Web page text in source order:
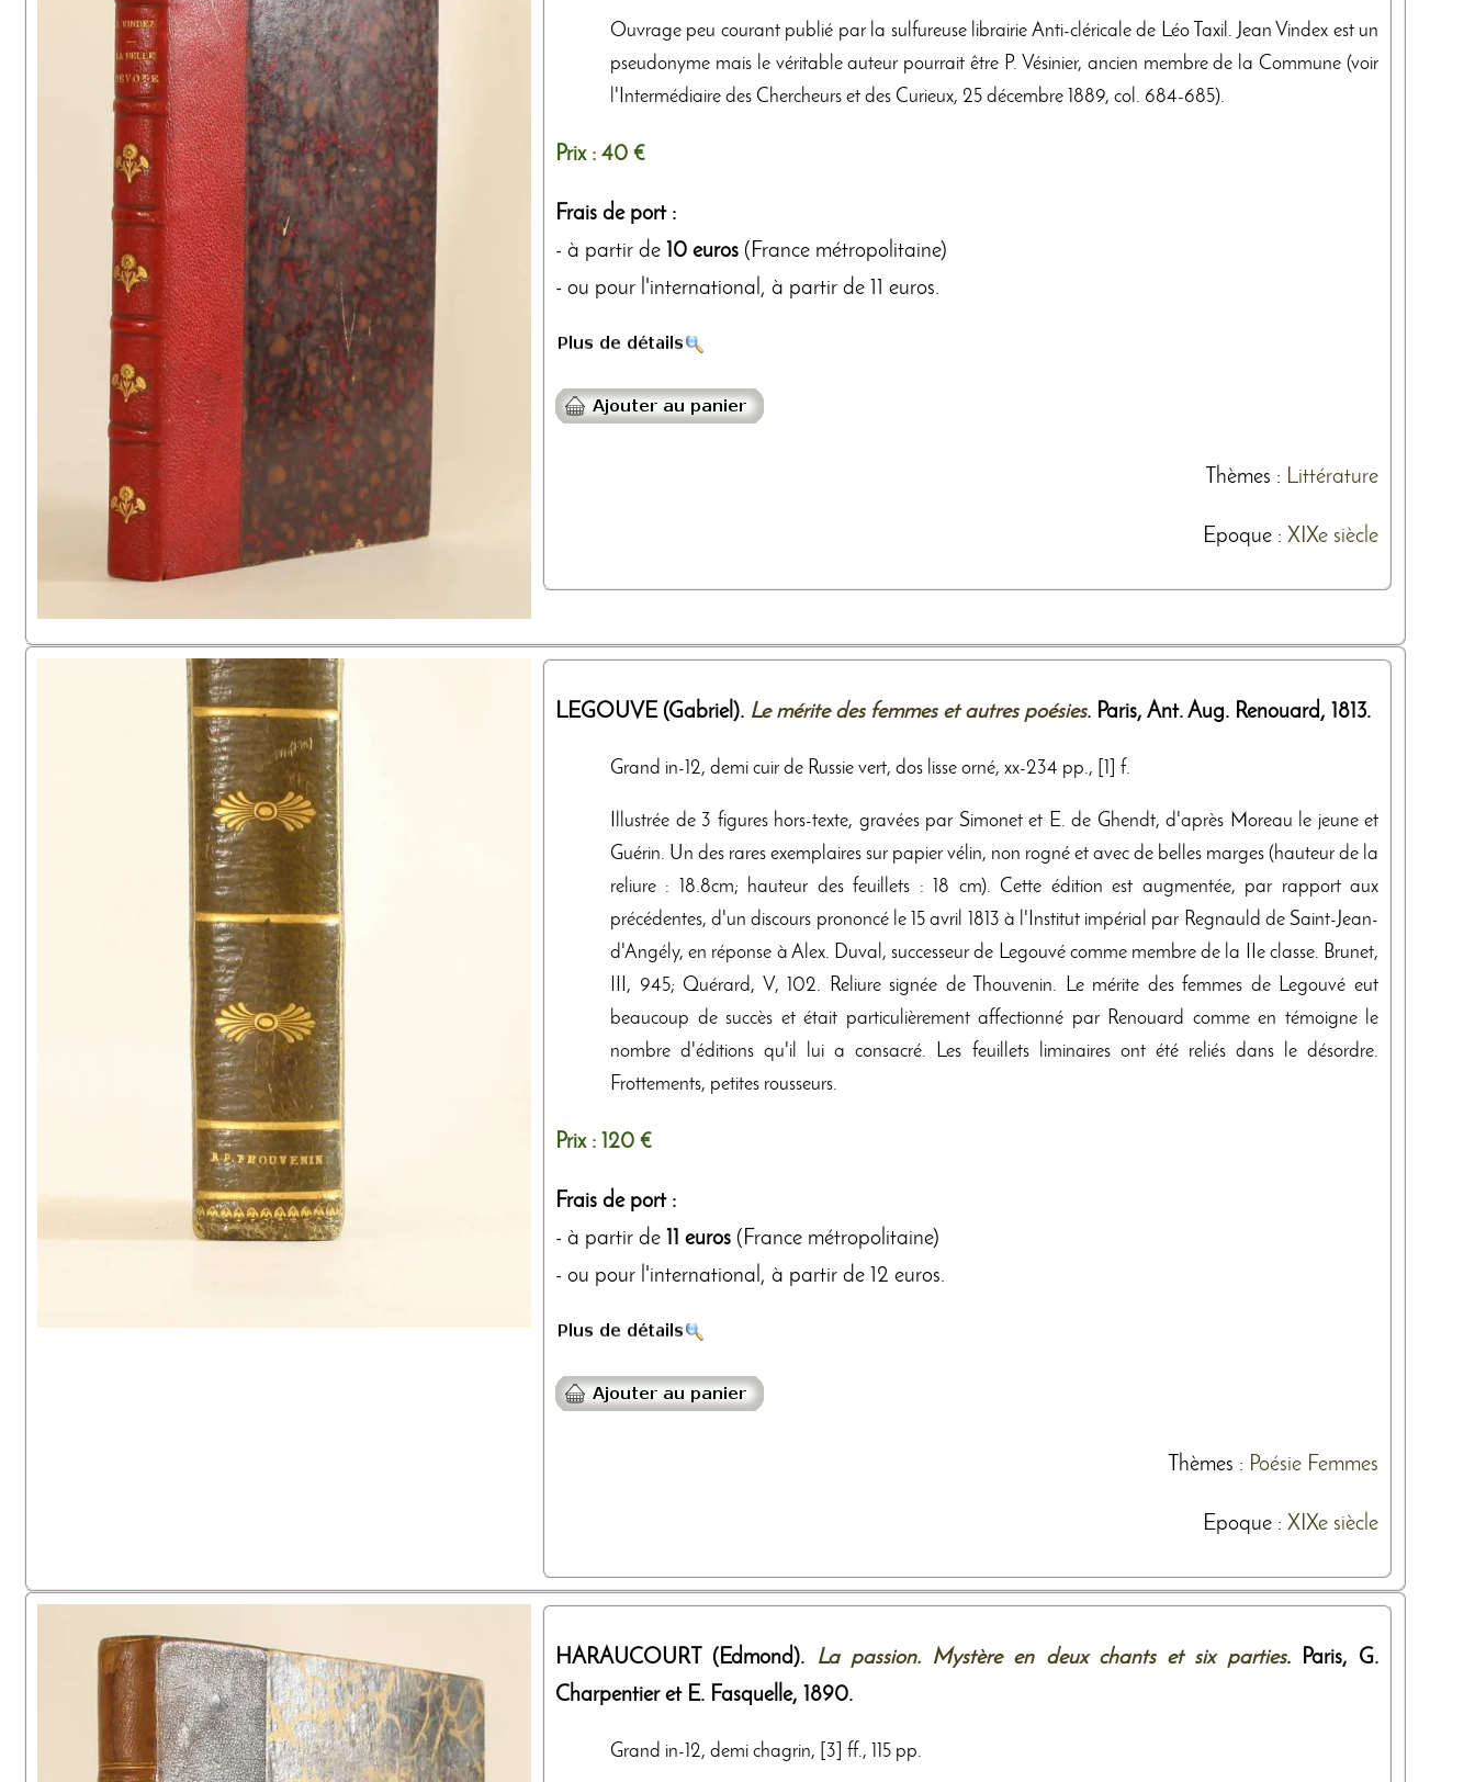
Ouvrage peu courant publié par la sulfureuse librairie Anti-cléricale de Léo Taxil. Jean Vindex est un
pseudonyme mais le véritable auteur pourrait être P. Vésinier, ancien membre de la Commune (voir
l'Intermédiaire des Chercheurs et des Curieux, 25 décembre 1889, col. 684-685).
Prix : 40 €
Frais de port :
- à partir de 10 euros (France métropolitaine)
- ou pour l'international, à partir de 11 euros.
Thèmes : Littérature
Epoque : XIXe siècle
LEGOUVE (Gabriel). Le mérite des femmes et autres poésies. Paris, Ant. Aug. Renouard, 1813.
Grand in-12, demi cuir de Russie vert, dos lisse orné, xx-234 pp., [1] f.
Illustrée de 3 figures hors-texte, gravées par Simonet et E. de Ghendt, d'après Moreau le jeune et
Guérin. Un des rares exemplaires sur papier vélin, non rogné et avec de belles marges (hauteur de la
reliure : 18.8cm; hauteur des feuillets : 18 cm). Cette édition est augmentée, par rapport aux
précédentes, d'un discours prononcé le 15 avril 1813 à l'Institut impérial par Regnauld de Saint-Jean-
d'Angély, en réponse à Alex. Duval, successeur de Legouvé comme membre de la IIe classe. Brunet,
III, 945; Quérard, V, 102. Reliure signée de Thouvenin. Le mérite des femmes de Legouvé eut
beaucoup de succès et était particulièrement affectionné par Renouard comme en témoigne le
nombre d'éditions qu'il lui a consacré. Les feuillets liminaires ont été reliés dans le désordre.
Frottements, petites rousseurs.
Prix : 120 €
Frais de port :
- à partir de 11 euros (France métropolitaine)
- ou pour l'international, à partir de 12 euros.
Thèmes : Poésie Femmes
Epoque : XIXe siècle
HARAUCOURT (Edmond). La passion. Mystère en deux chants et six parties. Paris, G.
Charpentier et E. Fasquelle, 1890.
Grand in-12, demi chagrin, [3] ff., 115 pp.